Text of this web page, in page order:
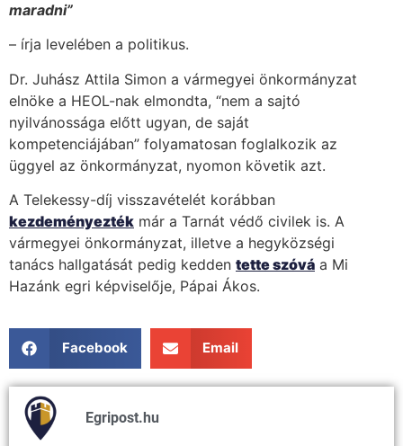
maradni”
– írja levelében a politikus.
Dr. Juhász Attila Simon a vármegyei önkormányzat
elnöke a HEOL-nak elmondta, “nem a sajtó
nyilvánossága előtt ugyan, de saját
kompetenciájában” folyamatosan foglalkozik az
üggyel az önkormányzat, nyomon követik azt.
A Telekessy-díj visszavételét korábban
kezdeményezték már a Tarnát védő civilek is. A
vármegyei önkormányzat, illetve a hegyközségi
tanács hallgatását pedig kedden tette szóvá a Mi
Hazánk egri képviselője, Pápai Ákos.
Facebook Email
Egripost.hu